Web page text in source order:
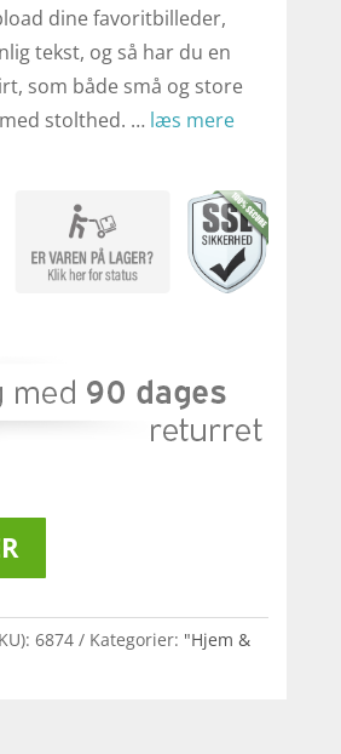
dine favoritbilleder,
tekst, og så har du en
som både små og store
stolthed. … læs mere
6874 Kategorier: "Hjem &